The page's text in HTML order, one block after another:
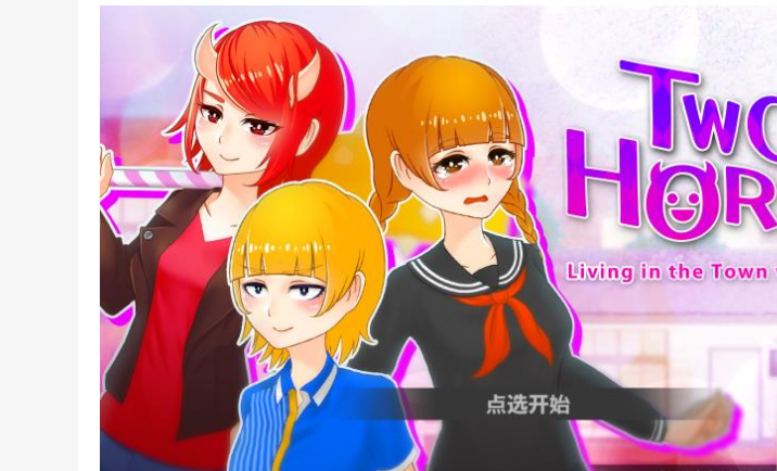
完美世界手游剑阵隐藏任务攻略(完美世界从剑阵中幸存怎么过)
完美世界手游殉情隐藏任务攻略(完美世界手游隐藏任务举身赴清池)
完美世界手游隐藏任务图文攻略(完美世界手游的隐藏任务)
隐藏我的游戏机攻略大全(我隐藏游戏怎么隐藏游戏)
勇者斗恶龙11向往地上支线任务(勇者斗恶龙11贤者之石的去向支线
任务怎么做)
诛仙手游曾书书隐藏任务攻略(诛仙手游曾书书阵灵)
诛仙手游多隐藏任务攻略(诛仙游戏隐藏任务攻略)
诛仙手游隐藏任务攻略汇总(诛仙手游隐藏任务攻略汇总大全)
阿玛迪斯战记攻略及隐藏物品(封神榜攻略及隐藏物品)
大话手游寻芳隐身攻略(手游寻仙隐藏任务大全)
单机三国支线任务攻略(单机三国支线任务攻略视频)
记忆重构游戏的秘籍(记忆重构攻略隐藏内容)
梦幻模拟战手游时空裂隙攻略(梦幻模拟战手游隐藏宝箱时空裂缝第
一...)
三国志11隐藏武将149个(三国志11隐藏武将全开)
手游完美世界隐藏攻略(完美世界手游隐藏任务全藏在哪)
完美世界手游剑阵隐藏任务攻略(完美世界手游隐藏任务攻略大全)
完美世界手游隐藏任务图文攻略(完美世界手游隐藏任务图文攻略图